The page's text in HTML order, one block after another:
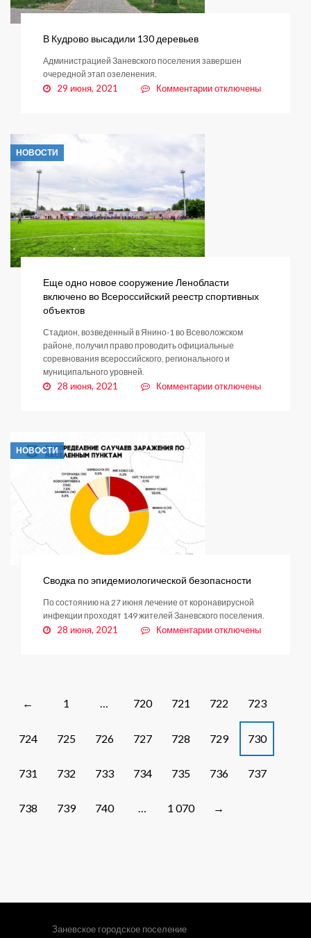
В Кудрово высадили 130 деревьев
Администрацией Заневского поселения завершен
очередной этап озеленения.
29 июня, 2021 Комментариикотключены
НОВОСТИ
Еще одно новое сооружение Ленобласти
включено во Всероссийский реестр спортивных
объектов
Стадион, возведенный в Янино-1 во Всеволожском
районе, получил право проводить официальные
соревнования всероссийского, регионального и
муниципального уровней.
28 июня, 2021 Комментариикотключены
НОВОСТИ
Сводка по эпидемиологической безопасности
По состоянию на 27 июня лечение от коронавирусной
инфекции проходят 149 жителей Заневского поселения.
28 июня, 2021 Комментариик
безопасности
отключены
Posts
navigation
← 1 … 720 721 722 723
724 725 726 727 728 729 730
731 732 733 734 735 736 737
738 739 740 … 1 070 →
Заневское городское поселение